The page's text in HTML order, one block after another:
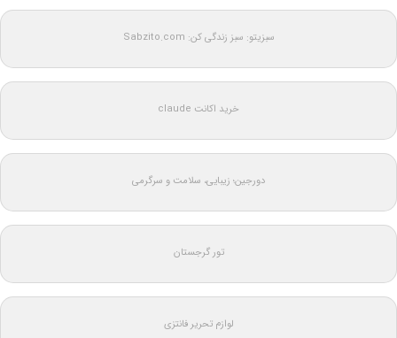
سبزیتو: سبز زندگی کن: Sabzito.com
خرید اکانت claude
دورجین؛ زیبایی، سلامت و سرگرمی
تور گرجستان
لوازم تحریر فانتزی